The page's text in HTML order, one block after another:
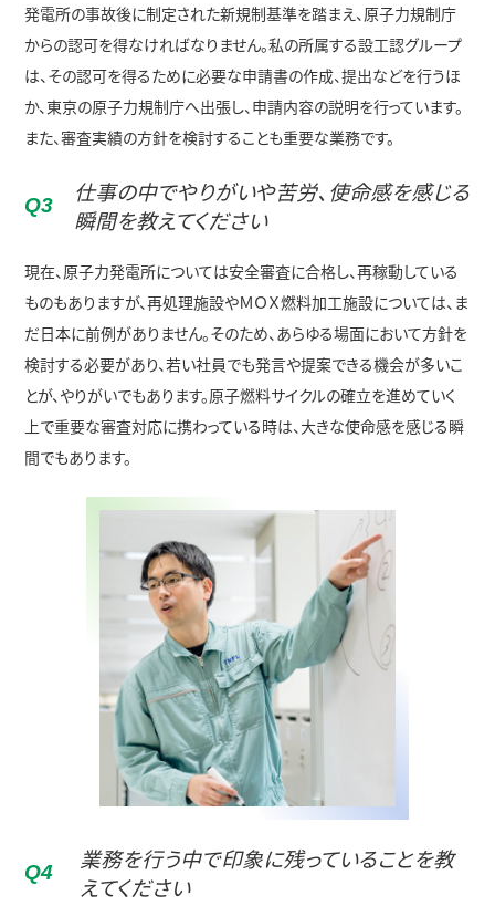
発電所の事故後に制定された新規制基準を踏まえ、原子力規制庁
からの認可を得なければなりません。私の所属する設工認グループ
は、その認可を得るために必要な申請書の作成、提出などを行うほ
か、東京の原子力規制庁へ出張し、申請内容の説明を行っています。
また、審査実績の方針を検討することも重要な業務です。
Q3
仕事の中でやりがいや苦労、使命感を感じる
瞬間を教えてください
現在、原子力発電所については安全審査に合格し、再稼動している
ものもありますが、再処理施設やＭＯＸ燃料加工施設については、ま
だ日本に前例がありません。そのため、あらゆる場面において方針を
検討する必要があり、若い社員でも発言や提案できる機会が多いこ
とが、やりがいでもあります。原子燃料サイクルの確立を進めていく
上で重要な審査対応に携わっている時は、大きな使命感を感じる瞬
間でもあります。
Q4
業務を行う中で印象に残っていることを教
えてください